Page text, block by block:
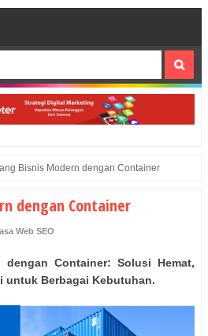
Bisnis Modern dengan Container
dengan Container
Web SEO
Container: Solusi Hemat,
untuk Berbagai Kebutuhan.